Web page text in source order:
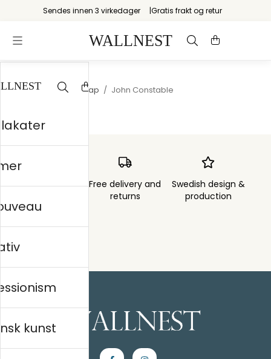
Sendes innen 3 virkedager Gratis frakt og retur
Startsiden Landskap / John Constable
Order sent within Free delivery and
returns
Swedish design &
production
kunst